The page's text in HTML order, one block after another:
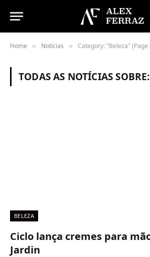
Home » Notícias » Category: "Beleza" (Page
TODAS AS NOTÍCIAS SOBRE:
BELEZA
Ciclo lança cremes para
Jardin